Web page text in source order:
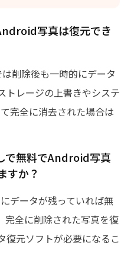
写真は復元でき
削除後も一時的にデータ
トレージの上書きやシステ
完全に消去された場合は
で無料でAndroid写真
すか？
データが残っていれば無
完全に削除された写真を復
復元ソフトが必要になるこ